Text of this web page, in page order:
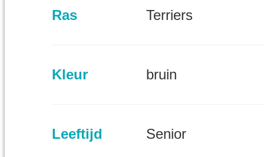
Ras Terriers
Kleur bruin
Leeftijd Senior